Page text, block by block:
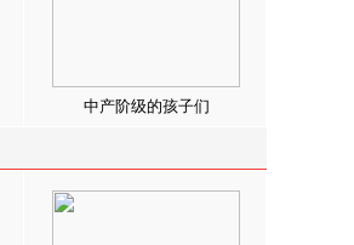
中产阶级的孩子们